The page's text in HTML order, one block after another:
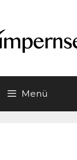
Menü